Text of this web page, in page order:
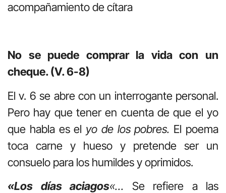
acompañamiento de cítara
No se puede comprar la vida con un
cheque. (V. 6-8)
El v. 6 se abre con un interrogante personal.
Pero hay que tener en cuenta de que el yo
que habla es el yo de los pobres. El poema
toca carne y hueso y pretende ser un
consuelo para los humildes y oprimidos.
«Los días aciagos«… Se refiere a las